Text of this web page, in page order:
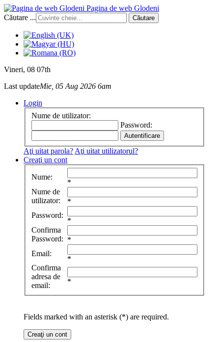
Pagina de web Glodeni
Căutare ...
Căutare
Vineri, 08 07th
Last updateMie, 05 Aug 2026 6am
Login
Nume de utilizator:
Password:
Aţi uitat parola? Aţi uitat utilizatorul?
Creaţi un cont
Nume:
*
Nume de
utilizator:
*
Password:
*
Confirma
Password: *
Email:
*
Confirma
adresa de
email:
*
Fields marked with an asterisk (*) are required.
Creaţi un cont